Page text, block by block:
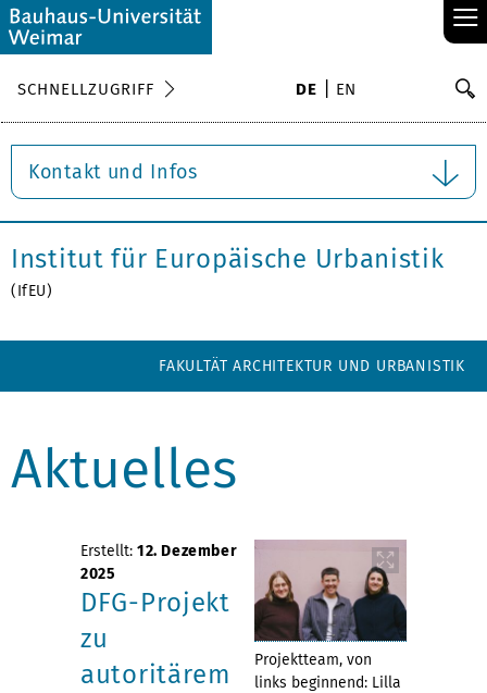
≡
SCHNELLZUGRIFF DE EN
Kontakt und Infos
Institut für Europäische Urbanistik
(IfEU)
FAKULTÄT ARCHITEKTUR UND URBANISTIK
Aktuelles
Projektteam, von
links beginnend: Lilla
Erstellt: 12. Dezember
2025
DFG-Projekt
zu
autoritärem